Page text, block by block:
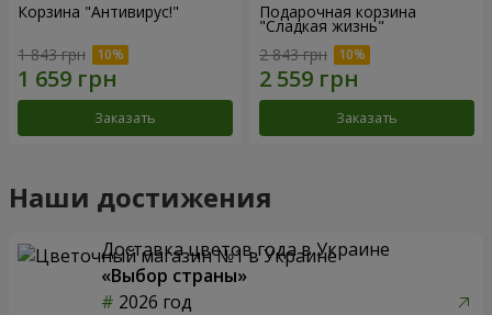
Корзина "Антивирус!"
1 843 грн
Заказать
Подарочная корзина
"Сладкая жизнь"
2 843 грн
Заказать
Наши достижения
Доставка цветов года в Украине
«Выбор страны»
2026 год